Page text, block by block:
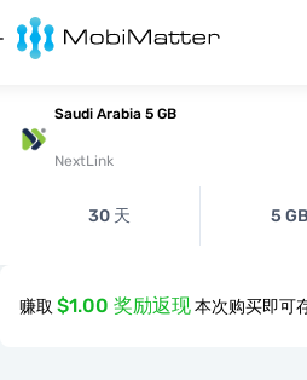
Saudi Arabia 5 GB
NextLink
30 天 5 GB
赚取 $1.00 奖励返现本次购买即可